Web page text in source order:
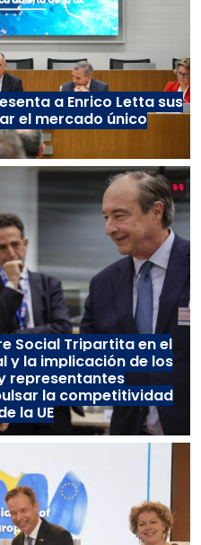
a Enrico Letta sus
el mercado único
Social Tripartita en el
y la implicación de los
representantes
la competitividad
la UE